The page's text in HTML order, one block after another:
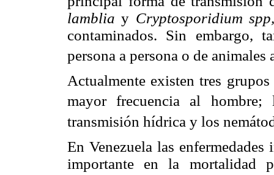
lambliay Cryptosporidium
contaminados. Sin embargo,
persona a persona o de animales
Actualmente existen tres
mayor frecuencia al hombre;
transmisión hídrica y los
En Venezuela las
importante en la mortalidad